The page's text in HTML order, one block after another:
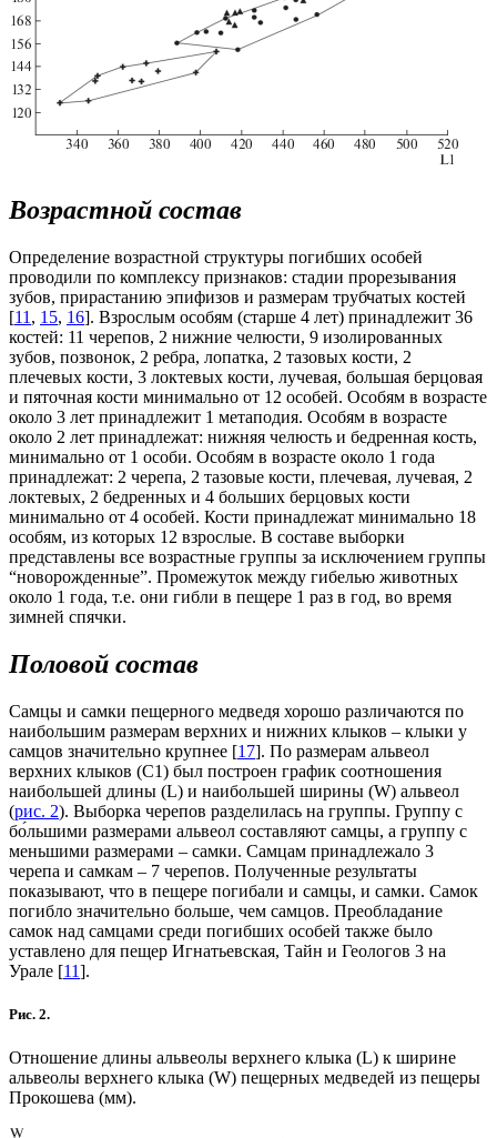
Возрастной состав
Определение возрастной структуры погибших особей
проводили по комплексу признаков: стадии прорезывания
зубов, прирастанию эпифизов и размерам трубчатых костей
[11 , 15, 16]. Взрослым особям (старше 4 лет) принадлежит 36
костей: 11 черепов, 2 нижние челюсти, 9 изолированных
зубов, позвонок, 2 ребра, лопатка, 2 тазовых кости, 2
плечевых кости, 3 локтевых кости, лучевая, большая берцовая
и пяточная кости минимально от 12 особей. Особям в возрасте
около 3 лет принадлежит 1 метаподия. Особям в возрасте
около 2 лет принадлежат: нижняя челюсть и бедренная кость,
минимально от 1 особи. Особям в возрасте около 1 года
принадлежат: 2 черепа, 2 тазовые кости, плечевая, лучевая, 2
локтевых, 2 бедренных и 4 больших берцовых кости
минимально от 4 особей. Кости принадлежат минимально 18
особям, из которых 12 взрослые. В составе выборки
представлены все возрастные группы за исключением группы
“новорожденные”. Промежуток между гибелью животных
около 1 года, т.е. они гибли в пещере 1 раз в год, во время
зимней спячки.
Половой состав
Самцы и самки пещерного медведя хорошо различаются по
наибольшим размерам верхних и нижних клыков – клыки у
самцов значительно крупнее [17]. По размерам альвеол
верхних клыков (C1) был построен график соотношения
наибольшей длины (L) и наибольшей ширины (W) альвеол
(рис. 2). Выборка черепов разделилась на группы. Группу с
бо́льшими размерами альвеол составляют самцы, а группу с
меньшими размерами – самки. Самцам принадлежало 3
черепа и самкам – 7 черепов. Полученные результаты
показывают, что в пещере погибали и самцы, и самки. Самок
погибло значительно больше, чем самцов. Преобладание
самок над самцами среди погибших особей также было
уставлено для пещер Игнатьевская, Тайн и Геологов 3 на
Урале [11].
Рис. 2.
Отношение длины альвеолы верхнего клыка (L) к ширине
альвеолы верхнего клыка (W) пещерных медведей из пещеры
Прокошева (мм).